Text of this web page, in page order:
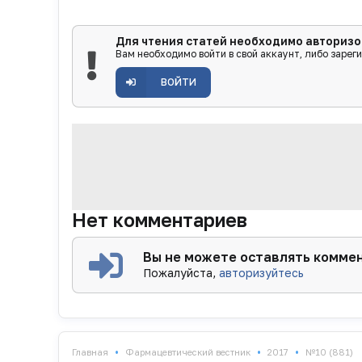
Для чтения статей необходимо
Вам необходимо войти в свой аккаунт, либо
ВОЙТИ
Нет комментариев
Вы не можете оставлять
Пожалуйста,авторизуйтесь
Главная • Фармацевтический вестник • 2017 • №10 (881)